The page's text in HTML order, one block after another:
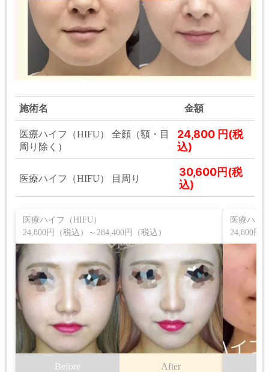
施術名 金額
医療ハイフ（HIFU） 全顔（額・目
周り除く）
24,800 円(税
込)
医療ハイフ（HIFU） 目周り
30,600円(税
込)
医療ハイフ（HIFU）
24,800円（税込）～284,400円（税込）
Before After
医療ハイ
24,800円